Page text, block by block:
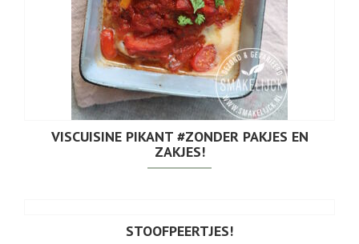
VISCUISINE PIKANT #ZONDER PAKJES EN
ZAKJES!
STOOFPEERTJES!